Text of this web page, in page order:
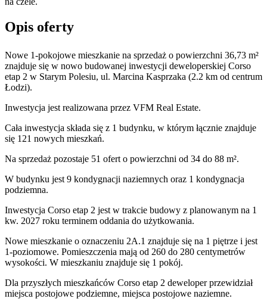
Opis oferty
Nowe 1-pokojowe mieszkanie na sprzedaż o powierzchni 36,73 m²
znajduje się w nowo budowanej inwestycji deweloperskiej Corso
etap 2 w Starym Polesiu, ul. Marcina Kasprzaka (2.2 km od centrum
Łodzi).
Inwestycja jest realizowana przez VFM Real Estate.
Cała inwestycja składa się z 1 budynku, w którym łącznie znajduje
się 121 nowych mieszkań.
Na sprzedaż pozostaje 51 ofert o powierzchni od 34 do 88 m².
W budynku jest 9 kondygnacji naziemnych oraz 1 kondygnacja
podziemna.
Inwestycja Corso etap 2 jest w trakcie budowy z planowanym na 1
kw. 2027 roku terminem oddania do użytkowania.
Nowe mieszkanie o oznaczeniu 2A.1 znajduje się na 1 piętrze i jest
1-poziomowe. Pomieszczenia mają od 260 do 280 centymetrów
wysokości. W mieszkaniu znajduje się 1 pokój.
Dla przyszłych mieszkańców Corso etap 2 deweloper przewidział
miejsca postojowe podziemne, miejsca postojowe naziemne.